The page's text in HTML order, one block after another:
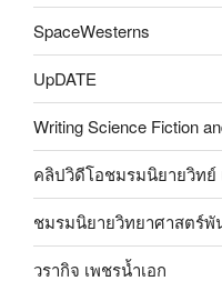
SpaceWesterns
UpDATE
Writing Science Fiction
คลิปวิดีโอชมรมนิยายวิท
ชมรมนิยายวิทยาศาสตร์
วรากิจ เพชรน้ำเอก